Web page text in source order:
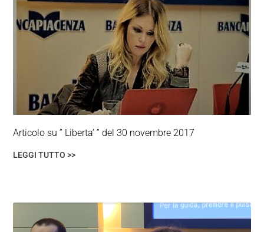
Articolo su ” Liberta’ ” del 30 novembre 2017
LEGGI TUTTO >>